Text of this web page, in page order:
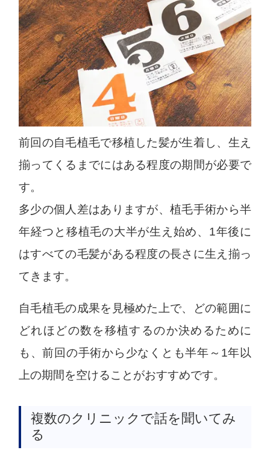
前回の自毛植毛で移植した髪が生着し、生え
揃ってくるまでにはある程度の期間が必要で
す。
多少の個人差はありますが、植毛手術から半
年経つと移植毛の大半が生え始め、1年後に
はすべての毛髪がある程度の長さに生え揃っ
てきます。
自毛植毛の成果を見極めた上で、どの範囲に
どれほどの数を移植するのか決めるために
も、前回の手術から少なくとも半年～1年以
上の期間を空けることがおすすめです。
複数のクリニックで話を聞いてみ
る